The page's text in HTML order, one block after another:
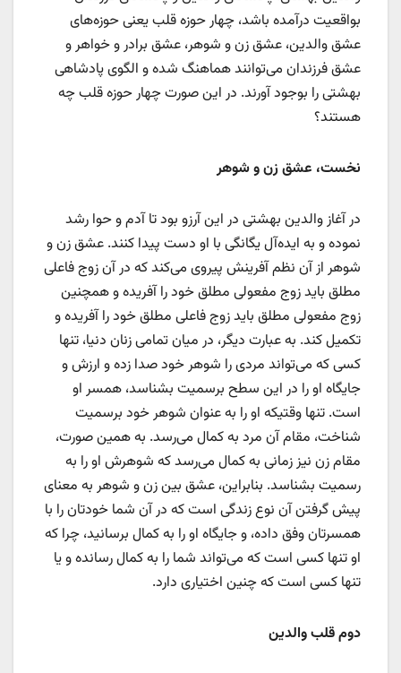
بواقعیت درآمده باشد، چهار حوزه قلب یعنی حوزه‌های
عشق والدین، عشق زن و شوهر، عشق برادر و خواهر و
عشق فرزندان می‌توانند هماهنگ شده و الگوی پادشاهی
بهشتی را بوجود آورند. در این صورت چهار حوزه قلب چه
هستند؟
نخست، عشق زن و شوهر
در آغاز والدین بهشتی در این آرزو بود تا آدم و حوا رشد
نموده و به ایده‌آل یگانگی با او دست پیدا کنند. عشق زن و
شوهر از آن نظم آفرینش پیروی می‌کند که در آن زوج فاعلی
مطلق باید زوج مفعولی مطلق خود را آفریده و همچنین
زوج مفعولی مطلق باید زوج فاعلی مطلق خود را آفریده و
تکمیل کند. به عبارت دیگر، در میان تمامی زنان دنیا، تنها
کسی که می‌تواند مردی را شوهر خود صدا زده و ارزش و
جایگاه او را در این سطح برسمیت بشناسد، همسر او
است. تنها وقتیکه او را به عنوان شوهر خود برسمیت
شناخت، مقام آن مرد به کمال می‌رسد. به همین صورت،
مقام زن نیز زمانی به کمال می‌رسد که شوهرش او را به
رسمیت بشناسد. بنابراین، عشق بین زن و شوهر به معنای
پیش گرفتن آن نوع زندگی است که در آن شما خودتان را با
همسرتان وفق داده، و جایگاه او را به کمال برسانید، چرا که
او تنها کسی است که می‌تواند شما را به کمال رسانده و یا
تنها کسی است که چنین اختیاری دارد.
دوم قلب والدین